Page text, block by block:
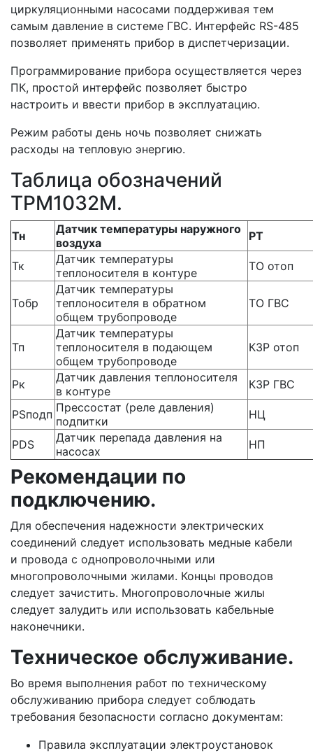
циркуляционными насосами поддерживая тем
самым давление в системе ГВС. Интерфейс RS-485
позволяет применять прибор в диспетчеризации.
Программирование прибора осуществляется через
ПК, простой интерфейс позволяет быстро
настроить и ввести прибор в эксплуатацию.
Режим работы день ночь позволяет снижать
расходы на тепловую энергию.
Таблица обозначений
ТРМ1032М.
Тн
Датчик температуры наружного
воздуха
РТ
Тк
Датчик температуры
теплоносителя в контуре
ТО отоп
Тобр
Датчик температуры
теплоносителя в обратном
общем трубопроводе
ТО ГВС
Тп
Датчик температуры
теплоносителя в подающем
общем трубопроводе
КЗР отоп
Рк
Датчик давления теплоносителя
в контуре
КЗР ГВС
PSподп Прессостат (реле давления)
подпитки
НЦ
PDS
Датчик перепада давления на
насосах
НП
Рекомендации по
подключению.
Для обеспечения надежности электрических
соединений следует использовать медные кабели
и провода с однопроволочными или
многопроволочными жилами. Концы проводов
следует зачистить. Многопроволочные жилы
следует залудить или использовать кабельные
наконечники.
Техническое обслуживание.
Во время выполнения работ по техническому
обслуживанию прибора следует соблюдать
требования безопасности согласно документам:
Правила эксплуатации электроустановок